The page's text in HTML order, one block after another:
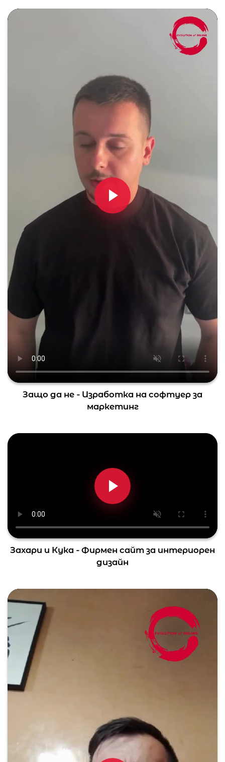
Защо да не - Изработка на софтуер за
маркетинг
Захари и Кука - Фирмен сайт за интериорен
дизайн